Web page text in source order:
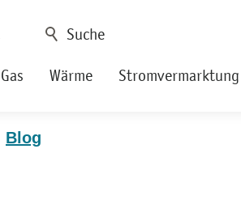
Gas Wärme Stromvermarktung
Blog